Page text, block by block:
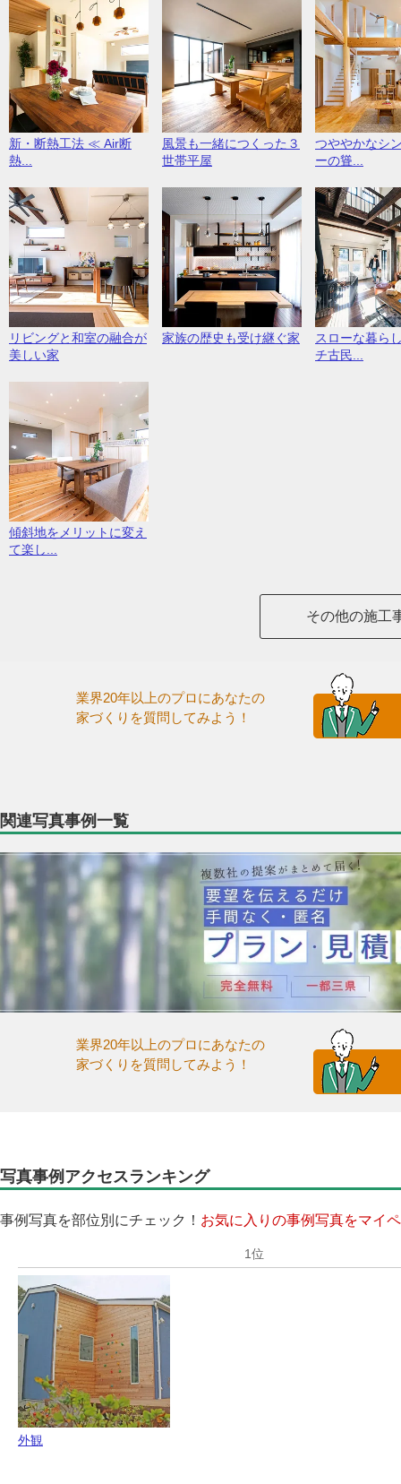
新・断熱工法 ≪ Air断
熱...
風景も一緒につくった３
世帯平屋
つややかなシ
ーの聳...
リビングと和室の融合が
美しい家
家族の歴史も受け継ぐ家
スローな暮ら
チ古民...
傾斜地をメリットに変え
て楽し...
その他の施工
業界20年以上のプロにあなたの
家づくりを質問してみよう！
関連写真事例一覧
業界20年以上のプロにあなたの
家づくりを質問してみよう！
写真事例アクセスランキング
事例写真を部位別にチェック！ お気に入りの事例写真をマイ
外観